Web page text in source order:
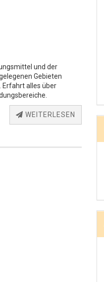
und der
Gebieten
Erfahrt alles über
WEITERLESEN